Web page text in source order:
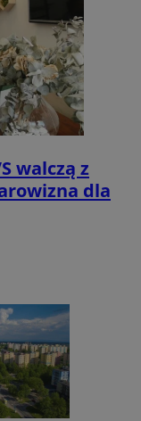
walczą z
dla